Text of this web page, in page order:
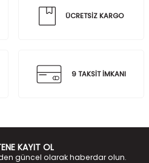
ÜCRETSİZ KARGO
9 TAKSİT İMKANI
KAYIT OL
güncel olarak haberdar olun.